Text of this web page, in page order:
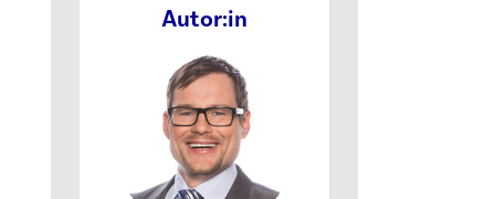
Tab)
Autor:in